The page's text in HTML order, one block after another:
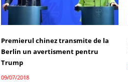
Premierul chinez transmite de la
Berlin un avertisment pentru
Trump
09/07/2018